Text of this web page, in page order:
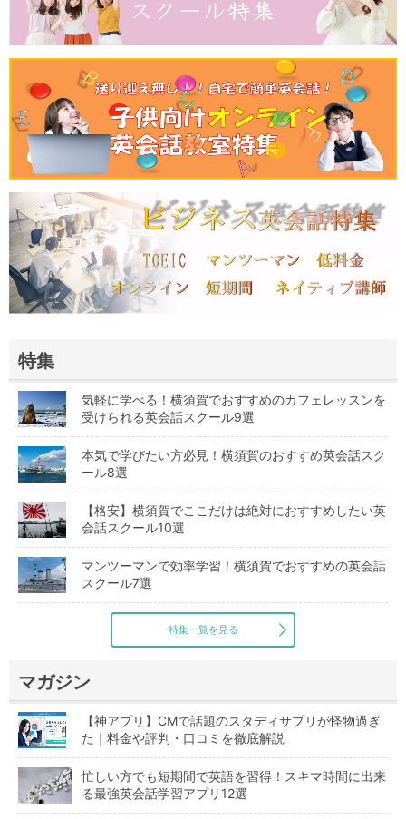
特集
気軽に学べる！横須賀でおすすめのカフェレッスンを
受けられる英会話スクール9選
本気で学びたい方必見！横須賀のおすすめ英会話スク
ール8選
【格安】横須賀でここだけは絶対におすすめしたい英
会話スクール10選
マンツーマンで効率学習！横須賀でおすすめの英会話
スクール7選
特集一覧を見る
マガジン
【神アプリ】CMで話題のスタディサプリが怪物過ぎ
た｜料金や評判・口コミを徹底解説
忙しい方でも短期間で英語を習得！スキマ時間に出来
る最強英会話学習アプリ12選